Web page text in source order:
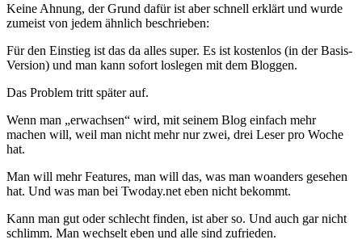
Keine Ahnung, der Grund dafür ist aber schnell erklärt und wurde
zumeist von jedem ähnlich beschrieben:
Für den Einstieg ist das da alles super. Es ist kostenlos (in der Basis-
Version) und man kann sofort loslegen mit dem Bloggen.
Das Problem tritt später auf.
Wenn man „erwachsen“ wird, mit seinem Blog einfach mehr
machen will, weil man nicht mehr nur zwei, drei Leser pro Woche
hat.
Man will mehr Features, man will das, was man woanders gesehen
hat. Und was man bei Twoday.net eben nicht bekommt.
Kann man gut oder schlecht finden, ist aber so. Und auch gar nicht
schlimm. Man wechselt eben und alle sind zufrieden.